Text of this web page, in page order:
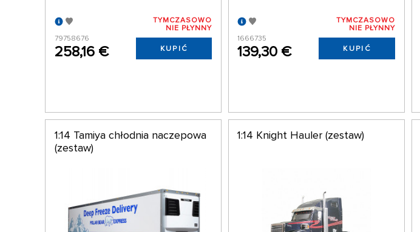
79758676
258,16 €
TYMCZASOWO
NIE PŁYNNY
KUPIĆ
1666735
139,30 €
TYMCZASOWO
NIE PŁYNNY
KUPIĆ
1:14 Tamiya chłodnia naczepowa
(zestaw)
1:14 Knight Hauler (zestaw)